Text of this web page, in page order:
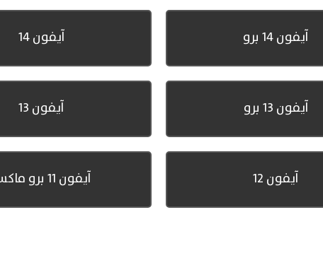
آيفون 14 برو آيفون 14
آيفون 13 برو آيفون 13
آيفون 12 آيفون 11 برو ماكس